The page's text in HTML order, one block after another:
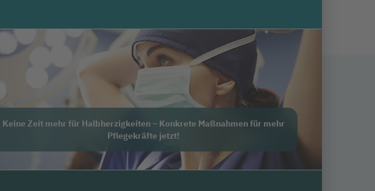
Keine Zeit mehr für Halbherzigkeiten – Konkrete Maßnahmen für mehr
Pflegekräfte jetzt!